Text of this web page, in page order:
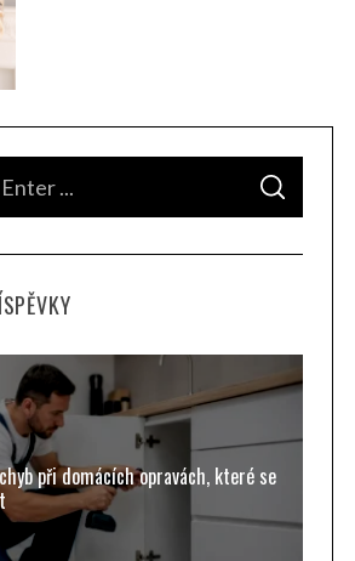
S
A
C
při domácích opravách, které se